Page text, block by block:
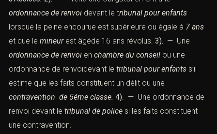
ordonnance de renvoi devant le tribunal pour enfants
lorsque la peine encourue est supérieure ou égale à 7 ans
et que le mineurest âgéde 16 ans révolus. 3). — Une
ordonnance de renvoi en chambre du conseil ou une
ordonnance de renvoidevant le tribunal pour enfants s’il
estime que les faits constituent un délit ou une
contravention de 5éme classe. 4). — Une ordonnance de
renvoi devant le tribunal de police si les faits constituent
une contravention.